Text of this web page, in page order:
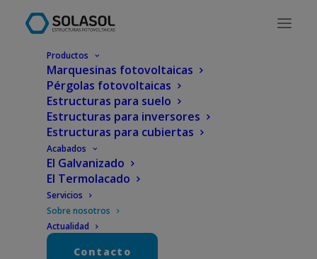
Productos
Marquesinas fotovoltaicas
Pérgolas fotovoltaicas
Estructuras para suelo
Estructuras para inversores
Estructuras para cubiertas
Acabados
El Galvanizado
El Termolacado
Servicios
Sobre nosotros
Actualidad
Contacto
Sobre nosotros